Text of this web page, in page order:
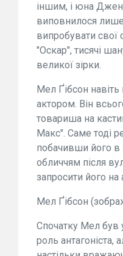
іншим, і юна
виповнилося
випробувати свої
"Оскар", тисячі
великої зірки.
Мел Ґібсон
актором. Він
товариша на
Макс". Саме тоді
побачивши його в
обличчям після
запросити його на
Мел Ґібсон
Спочатку Мел був
роль антагоніста,